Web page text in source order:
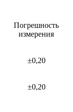
Погрешность
измерения
±0,20
±0,20